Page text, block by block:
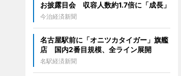
お披露目会 収容人数約1.7倍に「成長」
今治経済新聞
名古屋駅前に「オニツカタイガー」旗艦
店 国内2番目規模、全ライン展開
名駅経済新聞